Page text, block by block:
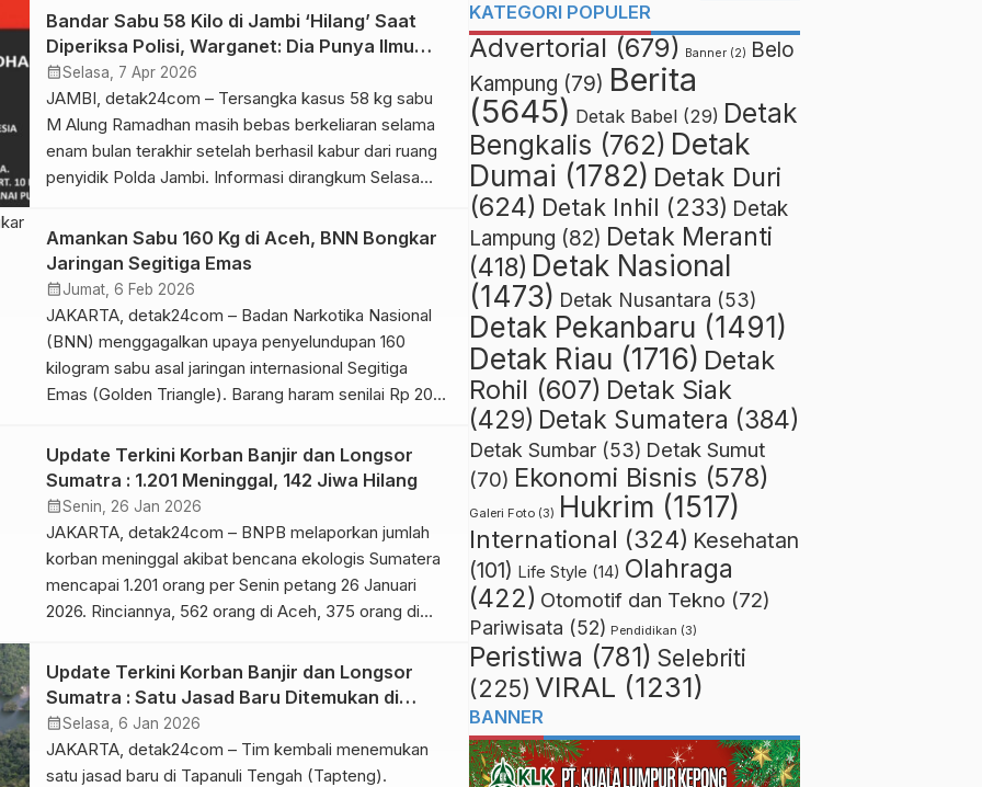
tepatnya di Jalan Lintas Sumatera (Jalinsum) Simpang
Danau, Kecamatan Karang Jaya, Muratara, Sumatera
Selatan. Badan Penanggulangan Bencana Daerah
(BPBD) Kabupaten Musi Rawas […]
Bandar Sabu 58 Kilo di Jambi ‘Hilang’ Saat
Diperiksa Polisi, Warganet: Dia Punya Ilmu
Hitam!
calendar_monthSelasa, 7 Apr 2026
JAMBI, detak24com – Tersangka kasus 58 kg sabu
M Alung Ramadhan masih bebas berkeliaran selama
enam bulan terakhir setelah berhasil kabur dari ruang
penyidik Polda Jambi. Informasi dirangkum Selasa
penyidik Polda Jambi. Dia resmi ditetapkan sebagai
Daftar Pencarian Orang (DPO) sejak 12 Oktober 2025.
Yang mengejutkan, […]
Amankan Sabu 160 Kg di Aceh, BNN Bongkar
Jaringan Segitiga Emas
calendar_monthJumat, 6 Feb 2026
JAKARTA, detak24com – Badan Narkotika Nasional
(BNN) menggagalkan upaya penyelundupan 160
kilogram sabu asal jaringan internasional Segitiga
Emas (Golden Triangle). Barang haram senilai Rp 208
Myanmar-Laos yang mencoba masuk ke Indonesia
melalui jalur darat di Aceh. Penangkapan pertama
dilakukan terhadap tersangka MAZ di Perlak, Aceh,
Sabtu (24/01/26). Dari kendaraan yang […]
Update Terkini Korban Banjir dan Longsor
Sumatra : 1.201 Meninggal, 142 Jiwa Hilang
calendar_monthSenin, 26 Jan 2026
JAKARTA, detak24com – BNPB melaporkan jumlah
korban meninggal akibat bencana ekologis Sumatera
mencapai 1.201 orang per Senin petang 26 Januari
2026. Rinciannya, 562 orang di Aceh, 375 orang di
“Tiga daerah tertinggi yaitu Aceh Utara sebanyak 246
orang, Agam sebanyak 194 orang, dan Tapanuli
Tengah sebanyak 130 […]
Update Terkini Korban Banjir dan Longsor
Sumatra : Satu Jasad Baru Ditemukan di
Tapteng, Total Meninggal 1.178 Orang
calendar_monthSelasa, 6 Jan 2026
JAKARTA, detak24com – Tim kembali menemukan
satu jasad baru di Tapanuli Tengah (Tapteng).
KATEGORI POPULER
Advertorial (679) Banner (2) Belo
Kampung (79) Berita
(5645) Detak Babel (29) Detak
Bengkalis (762) Detak
Dumai (1782) Detak Duri
(624) Detak Inhil (233) Detak
Lampung (82) Detak Meranti
(418) Detak Nasional
(1473) Detak Nusantara (53)
Detak Pekanbaru (1491)
Detak Riau (1716) Detak
Rohil (607) Detak Siak
(429) Detak Sumatera (384)
Detak Sumbar (53) Detak Sumut
(70) Ekonomi Bisnis (578)
Galeri Foto (3) Hukrim (1517)
International (324) Kesehatan
(101) Life Style (14) Olahraga
(422) Otomotif dan Tekno (72)
Pariwisata (52) Pendidikan (3)
Peristiwa (781) Selebriti
(225) VIRAL (1231)
BANNER